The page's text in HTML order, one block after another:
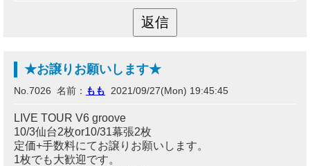
★お譲りお願いします★
No.7026 名前： もも 2021/09/27(Mon) 19:45:45
LIVE TOUR V6 groove
10/3仙台2枚or10/31幕張2枚
定価+手数料にてお譲りお願いします。
1枚でも大歓迎です。